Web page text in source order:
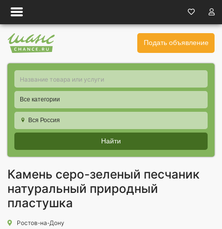
Подать объявление
Все категории
Вся Россия
Найти
Камень серо-зеленый песчаник
натуральный природный
пластушка
Ростов-на-Дону